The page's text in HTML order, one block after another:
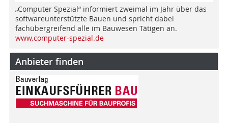
„Computer Spezial“ informiert zweimal im Jahr über das
softwareunterstützte Bauen und spricht dabei
fachübergreifend alle im Bauwesen Tätigen an.
www.computer-spezial.de
Anbieter finden